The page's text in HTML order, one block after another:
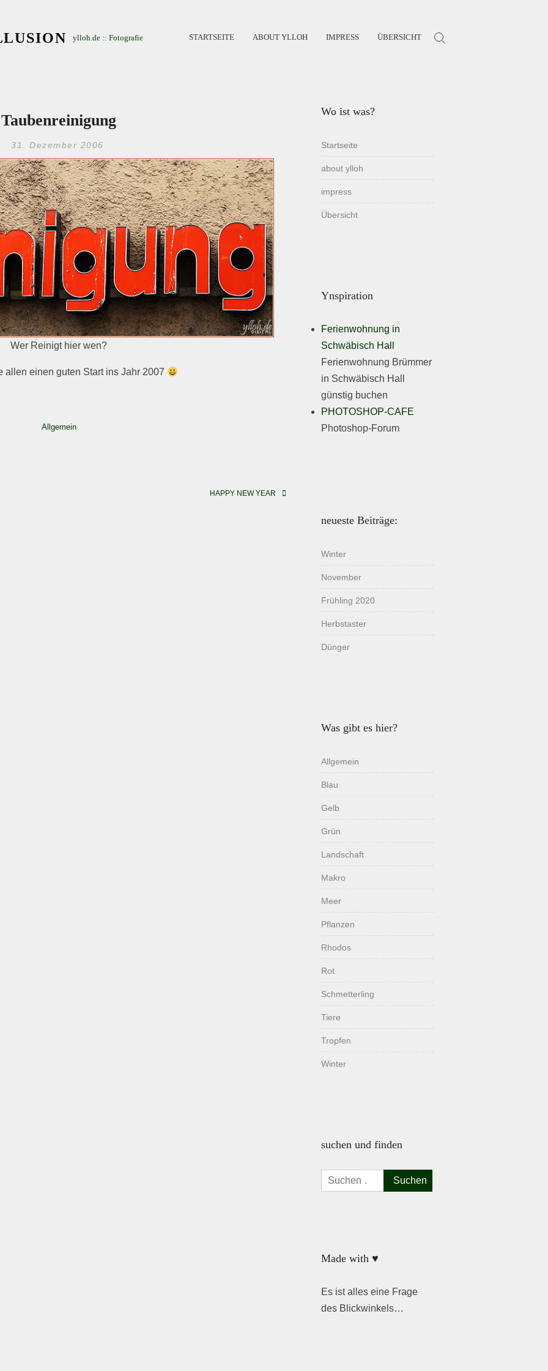
ylloh.de :: Fotografie STARTSEITE ABOUT YLLOH IMPRESS ÜBERSICHT Search for:
Taubenreinigung
31. Dezember 2006
Wer Reinigt hier wen?
allen einen guten Start ins Jahr 2007
Allgemein
HAPPY NEW YEAR
Wo ist was?
Startseite
about ylloh
impress
Übersicht
Ynspiration
Ferienwohnung in
Schwäbisch Hall
Ferienwohnung Brümmer
in Schwäbisch Hall
günstig buchen
PHOTOSHOP-CAFE
Photoshop-Forum
neueste Beiträge:
Winter
November
Frühling 2020
Herbstaster
Dünger
Was gibt es hier?
Allgemein
Blau
Gelb
Grün
Landschaft
Makro
Meer
Pflanzen
Rhodos
Rot
Schmetterling
Tiere
Tropfen
Winter
suchen und finden
Suchen
nach:
Made with ♥
Es ist alles eine Frage
des Blickwinkels…